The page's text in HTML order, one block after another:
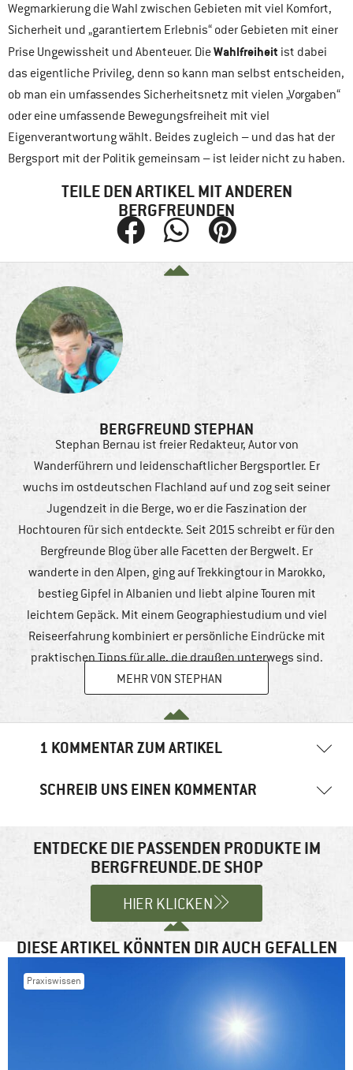
Wegmarkierung die Wahl zwischen Gebieten mit viel Komfort,
Sicherheit und „garantiertem Erlebnis“ oder Gebieten mit einer
Prise Ungewissheit und Abenteuer. DieWahlfreiheit ist dabei
das eigentliche Privileg, denn so kann man selbst entscheiden,
ob man ein umfassendes Sicherheitsnetz mit vielen „Vorgaben“
oder eine umfassende Bewegungsfreiheit mit viel
Eigenverantwortung wählt. Beides zugleich – und das hat der
Bergsport mit der Politik gemeinsam – ist leider nicht zu haben.
TEILE DEN ARTIKEL MIT ANDEREN
BERGFREUNDEN
BERGFREUND STEPHAN
Stephan Bernau ist freier Redakteur, Autor von
Wanderführern und leidenschaftlicher Bergsportler. Er
wuchs im ostdeutschen Flachland auf und zog seit seiner
Jugendzeit in die Berge, wo er die Faszination der
Hochtouren für sich entdeckte. Seit 2015 schreibt er für den
Bergfreunde Blog über alle Facetten der Bergwelt. Er
wanderte in den Alpen, ging auf Trekkingtour in Marokko,
bestieg Gipfel in Albanien und liebt alpine Touren mit
leichtem Gepäck. Mit einem Geographiestudium und viel
Reiseerfahrung kombiniert er persönliche Eindrücke mit
praktischen Tipps für alle, die draußen unterwegs sind.
MEHR VON STEPHAN
1 KOMMENTAR ZUM ARTIKEL
NEMRAC BLÖD 16. Mai 2022 05:59 Uhr
So finden Hänsel und Gretel bestimmt wieder nach Hause.... L.G.
SCHREIB UNS EINEN KOMMENTAR
Felder sind mit*markiert
ENTDECKE DIE PASSENDEN PRODUKTE IM
BERGFREUNDE.DE SHOP
HIER KLICKEN
DIESE ARTIKEL KÖNNTEN DIR AUCH GEFALLEN
Praxiswissen